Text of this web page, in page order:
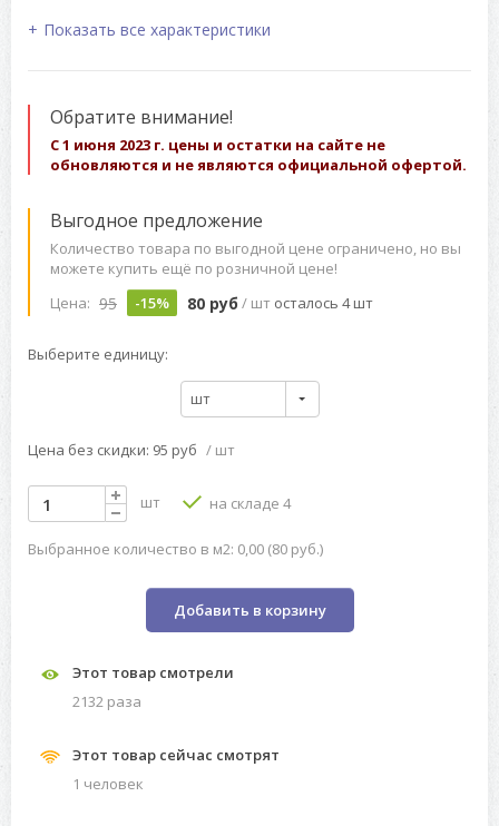
Показать все характеристики
Обратите внимание!
С 1 июня 2023 г. цены и остатки на сайте не
обновляются и не являются официальной офертой.
Выгодное предложение
Количество товара по выгодной цене ограничено, но вы
можете купить ещё по розничной цене!
Цена: 95 -15% 80 руб / шт осталось 4 шт
Выберите единицу:
шт
Цена без скидки: 95 руб / шт
шт на складе 4
Выбранное количество в м2: 0,00 (80 руб.)
Добавить в корзину
Этот товар смотрели
2132 разa
Этот товар сейчас смотрят
1 человек